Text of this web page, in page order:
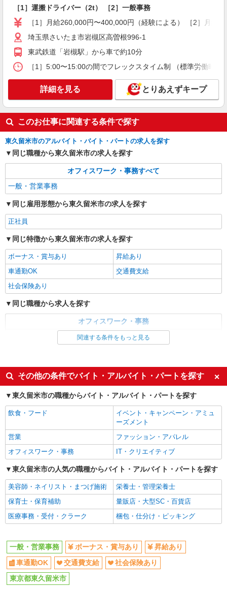
［1］運搬ドライバー（2t） ［2］一般事務
［1］月給260,000円〜400,000円（経験による） ［2］月給
埼玉県さいたま市岩槻区高曽根996-1
東武鉄道「岩槻駅」から車で約10分
［1］5:00〜15:00の間でフレックスタイム制 （標準労働時
詳細を見る とりあえずキープ
このお仕事に関連する条件で探す
東久留米市のアルバイト・バイト・パートの求人を探す
同じ職種から東久留米市の求人を探す
オフィスワーク・事務すべて
一般・営業事務
同じ雇用形態から東久留米市の求人を探す
正社員
同じ特徴から東久留米市の求人を探す
ボーナス・賞与あり
昇給あり
車通勤OK
交通費支給
社会保険あり
同じ職種から求人を探す
オフィスワーク・事務
ボーナス・賞与あり
車通勤OK
交通費支給
社会保険あり
関連する条件をもっと見る
その他の条件でバイト・アルバイト・パートを探す
東久留米市の職種からバイト・アルバイト・パートを探す
飲食・フード
イベント・キャンペーン・アミュ
ーズメント
営業
ファッション・アパレル
オフィスワーク・事務
IT・クリエイティブ
東久留米市の人気の職種からバイト・アルバイト・パートを探す
美容師・ネイリスト・まつげ施術
栄養士・管理栄養士
保育士・保育補助
量販店・大型SC・百貨店
医療事務・受付・クラーク
梱包・仕分け・ピッキング
一般・営業事務 ボーナス・賞与あり
昇給あり
車通勤OK
交通費支給
社会保険あり
東京都東久留米市